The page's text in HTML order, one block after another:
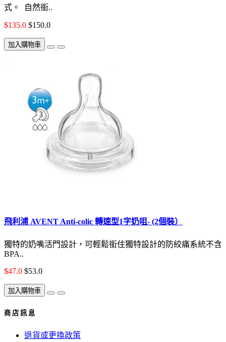
式。 自然銜..
$135.0 $150.0
加入購物車
飛利浦 AVENT Anti-colic 轉速型1字奶咀- (2個裝）
獨特的奶嘴活門設計，可輕鬆銜住獨特設計的防絞痛系統不含
BPA..
$47.0 $53.0
加入購物車
商 店 訊 息
退貨或更換政策